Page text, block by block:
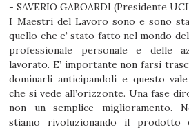
- SAVERIO GABOARDI (Presidente
I Maestri del Lavoro sono e sono
quello che e’ stato fatto nel mondo
professionale personale e delle
lavorato. E’ importante non farsi
dominarli anticipandoli e questo
che si vede all’orizzonte. Una fase
non un semplice miglioramento.
stiamo rivoluzionando il